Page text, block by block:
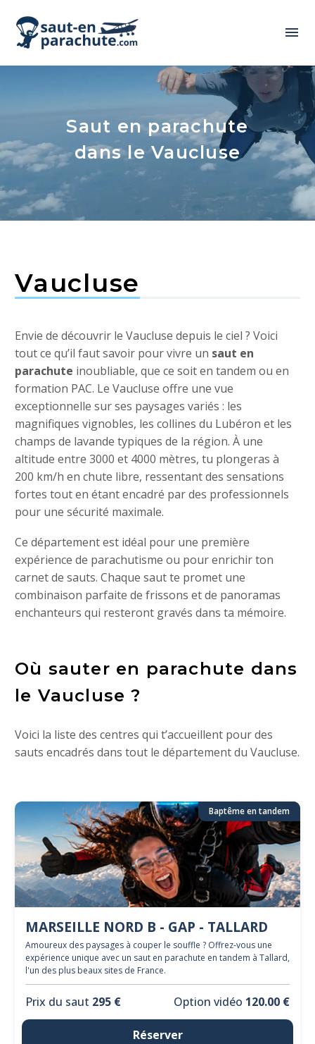
Saut en parachute
dans le Vaucluse
Vaucluse
Envie de découvrir le Vaucluse depuis le ciel ? Voici
tout ce qu’il faut savoir pour vivre un saut en
parachute inoubliable, que ce soit en tandem ou en
formation PAC. Le Vaucluse offre une vue
exceptionnelle sur ses paysages variés : les
magnifiques vignobles, les collines du Lubéron et les
champs de lavande typiques de la région. À une
altitude entre 3000 et 4000 mètres, tu plongeras à
200 km/h en chute libre, ressentant des sensations
fortes tout en étant encadré par des professionnels
pour une sécurité maximale.
Ce département est idéal pour une première
expérience de parachutisme ou pour enrichir ton
carnet de sauts. Chaque saut te promet une
combinaison parfaite de frissons et de panoramas
enchanteurs qui resteront gravés dans ta mémoire.
Où sauter en parachute dans
le Vaucluse ?
Voici la liste des centres qui t’accueillent pour des
sauts encadrés dans tout le département du Vaucluse.
Baptême en tandem
MARSEILLE NORD B - GAP - TALLARD
Amoureux des paysages à couper le souffle ? Offrez-vous une
expérience unique avec un saut en parachute en tandem à Tallard,
l'un des plus beaux sites de France.
Prix du saut 295 € Option vidéo 120.00 €
Réserver